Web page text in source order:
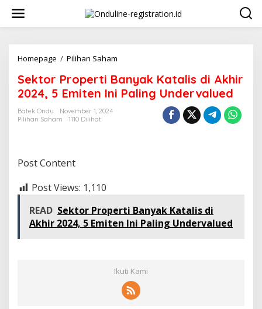
konten
Homepage / Pilihan Saham
Banyak
Katalis
di
Sektor Properti Banyak Katalis di Akhir
2024, 5 Emiten Ini Paling Undervalued
Batek Ondu
November 1, 2024
Pilihan Saham
1110 Dilihat
Post Content
Post Views: 1,110
READ Sektor Properti Banyak Katalis di
Akhir 2024, 5 Emiten Ini Paling Undervalued
Ikuti Kami